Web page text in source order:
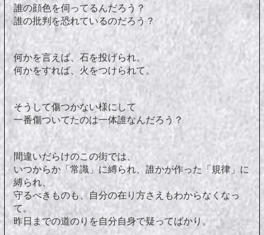
誰の顔色を伺ってるんだろう？
誰の批判を恐れているのだろう？
何かを言えば、石を投げられ。
何かをすれば、火をつけられて。
そうして傷つかない様にして
一番傷ついてたのは一体誰なんだろう？
間違いだらけのこの街では、
いつからか「常識」に縛られ、誰かが作った「規律」に
縛られ、
守るべきものも、自分の在り方さえもわからなくなっ
て。
昨日までの道のりを自分自身で疑ってばかり。